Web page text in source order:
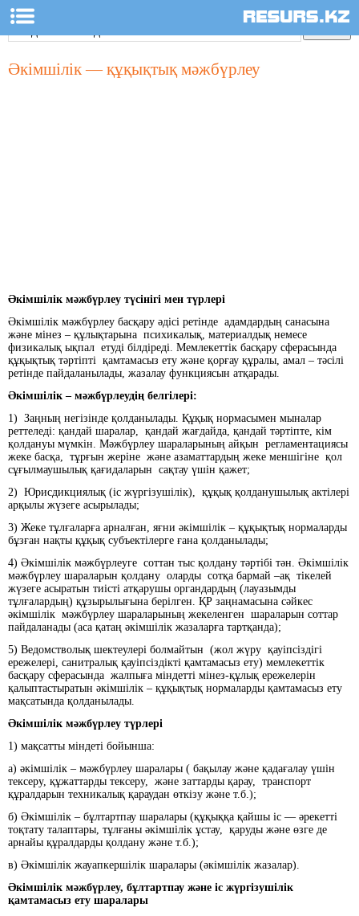
Әкімшілік — құқықтық мәжбүрлеу
Әкімшілік мәжбүрлеу түсінігі мен түрлері
Әкімшілік мәжбүрлеу басқару әдісі ретінде адамдардың санасына
және мінез – құлықтарына психикалық, материалдық немесе
физикалық ықпал етуді білдіреді. Мемлекеттік басқару сферасында
құқықтық тәртіпті қамтамасыз ету және қорғау құралы, амал – тәсілі
ретінде пайдаланылады, жазалау функциясын атқарады.
Әкімшілік – мәжбүрлеудің белгілері:
1) Заңның негізінде қолданылады. Құқық нормасымен мыналар
реттеледі: қандай шаралар, қандай жағдайда, қандай тәртіпте, кім
қолдануы мүмкін. Мәжбүрлеу шараларының айқын регламентациясы
жеке басқа, тұрғын жеріне және азаматтардың жеке меншігіне қол
сұғылмаушылық қағидаларын сақтау үшін қажет;
2) Юрисдикциялық (іс жүргізушілік), құқық қолданушылық актілері
арқылы жүзеге асырылады;
3) Жеке тұлғаларға арналған, яғни әкімшілік – құқықтық нормаларды
бұзған нақты құқық субъектілерге ғана қолданылады;
4) Әкімшілік мәжбүрлеуге соттан тыс қолдану тәртібі тән. Әкімшілік
мәжбүрлеу шараларын қолдану оларды сотқа бармай –ақ тікелей
жүзеге асыратын тиісті атқарушы органдардың (лауазымды
тұлғалардың) құзырылығына берілген. ҚР заңнамасына сәйкес
әкімшілік мәжбүрлеу шараларының жекеленген шараларын соттар
пайдаланады (аса қатаң әкімшілік жазаларға тартқанда);
5) Ведомстволық шектеулері болмайтын (жол жүру қауіпсіздігі
ережелері, санитралық қауіпсіздікті қамтамасыз ету) мемлекеттік
басқару сферасында жалпыға міндетті мінез-құлық ережелерін
қалыптастыратын әкімшілік – құқықтық нормаларды қамтамасыз ету
мақсатында қолданылады.
Әкімшілік мәжбүрлеу түрлері
1) мақсатты міндеті бойынша:
а) әкімшілік – мәжбүрлеу шаралары ( бақылау және қадағалау үшін
тексеру, құжаттарды тексеру, және заттарды қарау, транспорт
құралдарын техникалық қараудан өткізу және т.б.);
б) Әкімшілік – бұлтартпау шаралары (құқыққа қайшы іс — әрекетті
тоқтату талаптары, тұлғаны әкімшілік ұстау, қаруды және өзге де
арнайы құралдарды қолдану және т.б.);
в) Әкімшілік жауапкершілік шаралары (әкімшілік жазалар).
Әкімшілік мәжбүрлеу, бұлтартпау және іс жүргізушілік
қамтамасыз ету шаралары